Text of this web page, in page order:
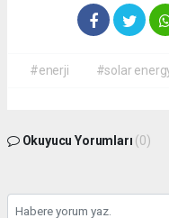
#enerji #solar
Okuyucu Yorumları (0)